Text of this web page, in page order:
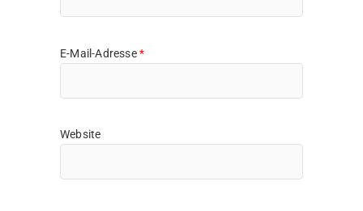
E-Mail-Adresse*
Website